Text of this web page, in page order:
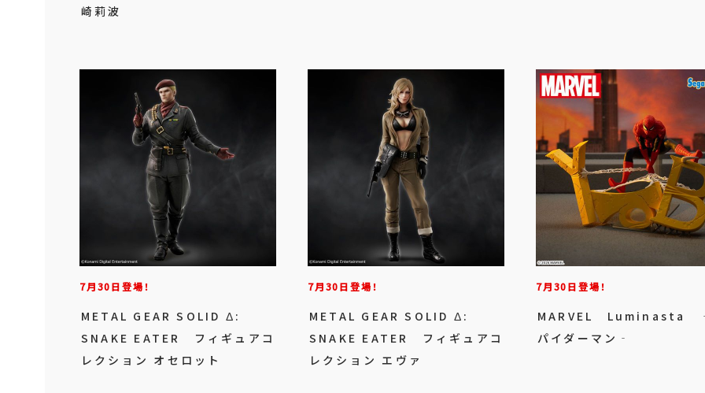
崎莉波
7月30日登場！
METAL GEAR SOLID Δ:
SNAKE EATER フィギュアコ
レクション オセロット
7月30日登場！
METAL GEAR SOLID Δ:
SNAKE EATER フィギュアコ
レクション エヴァ
7月30日登場！
MARVEL Luminasta
パイダーマン‐